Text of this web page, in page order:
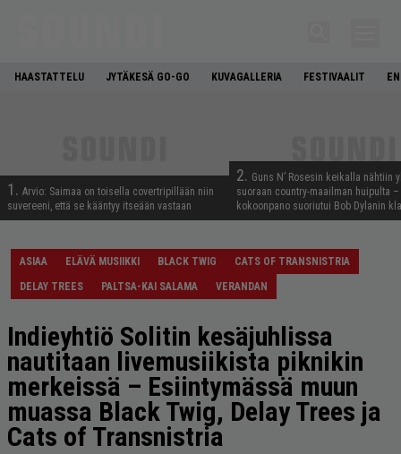
HAASTATTELU JYTÄKESÄ GO-GO KUVAGALLERIA FESTIVAALIT
1. Arvio: Saimaa on toisella covertripillään niin
suvereeni, että se kääntyy itseään vastaan
2. Guns N’ Rosesin keikalla nähtiin
suoraan country-maailman huipulta
kokoonpano suoriutui Bob Dylanin
ASIAA ELÄVÄ MUSIIKKI BLACK TWIG
CATS OF TRANSNISTRIA
DELAY TREES
PALTSA-KAI SALAMA VERANDAN
Indieyhtiö Solitin kesäjuhlissa
nautitaan livemusiikista piknikin
merkeissä – Esiintymässä muun
muassa Black Twig, Delay Trees ja
Cats of Transnistria